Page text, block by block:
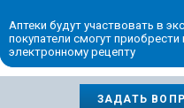
Аптеки будут участвовать в
покупатели смогут
электронному рецепту
ЗАДАТЬ